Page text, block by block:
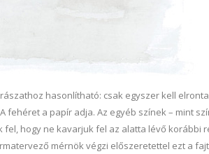
hasonlítható: csak egyszer kell
a papír adja. Az egyéb színek – mint
hogy ne kavarjuk fel az alatta lévő korábbi
mérnök végzi előszeretettel ezt a